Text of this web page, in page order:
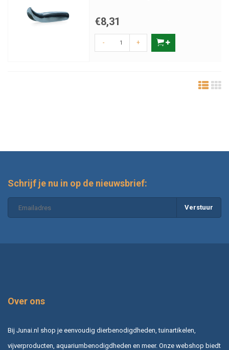
€8,31
- +
Schrijf je nu in op de nieuwsbrief:
Verstuur
Over ons
Bij Junai.nl shop je eenvoudig dierbenodigdheden, tuinartikelen,
vijverproducten, aquariumbenodigdheden en meer. Onze webshop biedt